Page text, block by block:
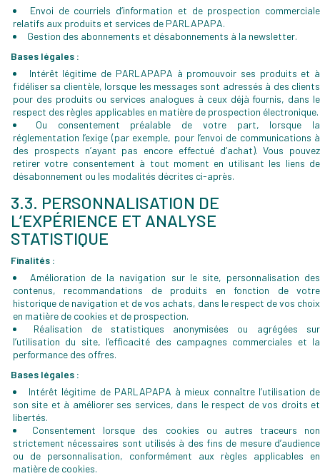
Envoi de courriels d’information et de prospection commerciale
relatifs aux produits et services de PARLAPAPA.
Gestion des abonnements et désabonnements à la newsletter.
Bases légales :
Intérêt légitime de PARLAPAPA à promouvoir ses produits et à
fidéliser sa clientèle, lorsque les messages sont adressés à des clients
pour des produits ou services analogues à ceux déjà fournis, dans le
respect des règles applicables en matière de prospection électronique.
Ou consentement préalable de votre part, lorsque la
réglementation l’exige (par exemple, pour l’envoi de communications à
des prospects n’ayant pas encore effectué d’achat). Vous pouvez
retirer votre consentement à tout moment en utilisant les liens de
désabonnement ou les modalités décrites ci-après.
3.3. PERSONNALISATION DE
L’EXPÉRIENCE ET ANALYSE
STATISTIQUE
Finalités :
Amélioration de la navigation sur le site, personnalisation des
contenus, recommandations de produits en fonction de votre
historique de navigation et de vos achats, dans le respect de vos choix
en matière de cookies et de prospection.
Réalisation de statistiques anonymisées ou agrégées sur
l’utilisation du site, l’efficacité des campagnes commerciales et la
performance des offres.
Bases légales :
Intérêt légitime de PARLAPAPA à mieux connaître l’utilisation de
son site et à améliorer ses services, dans le respect de vos droits et
libertés.
Consentement lorsque des cookies ou autres traceurs non
strictement nécessaires sont utilisés à des fins de mesure d’audience
ou de personnalisation, conformément aux règles applicables en
matière de cookies.